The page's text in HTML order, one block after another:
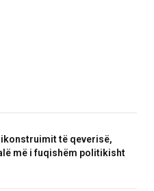
të qeverisë,
më i fuqishëm politikisht